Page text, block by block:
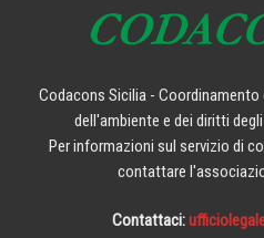
Codacons Sicilia -
dell'ambiente e dei diritti
Per informazioni sul servizio di
contattare
Contattaci: